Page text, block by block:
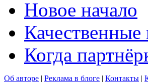
Новое начало
Когда
Об авторе | Реклама в блоге | Контакты |